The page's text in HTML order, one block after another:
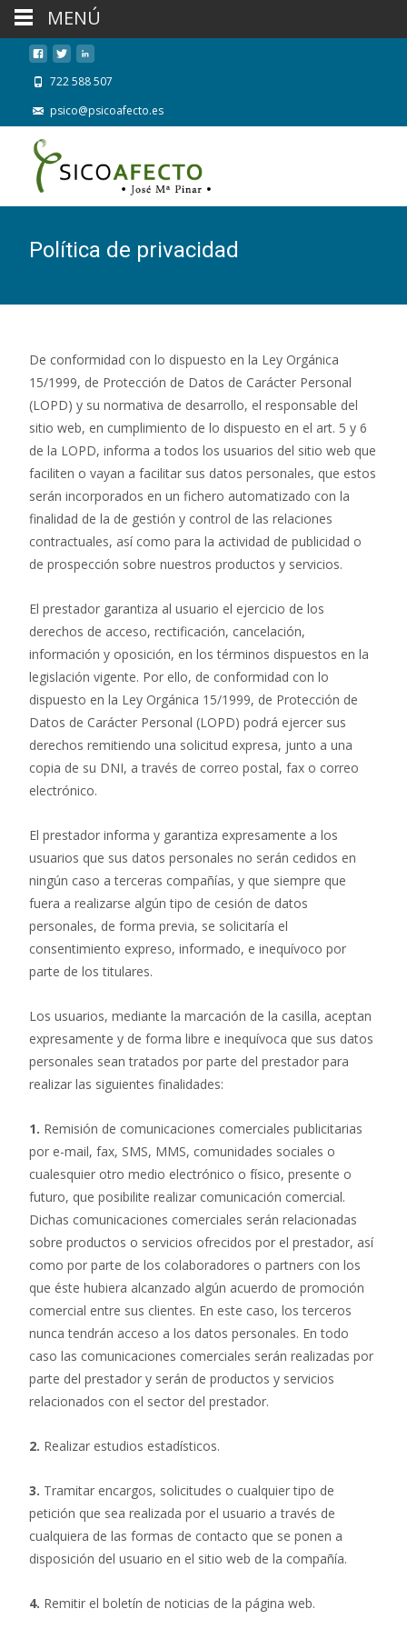
722 588 507
psico@psicoafecto.es
Política de privacidad
De conformidad con lo dispuesto en la Ley Orgánica
15/1999, de Protección de Datos de Carácter Personal
(LOPD) y su normativa de desarrollo, el responsable del
sitio web, en cumplimiento de lo dispuesto en el art. 5 y 6
de la LOPD, informa a todos los usuarios del sitio web que
faciliten o vayan a facilitar sus datos personales, que estos
serán incorporados en un fichero automatizado con la
finalidad de la de gestión y control de las relaciones
contractuales, así como para la actividad de publicidad o
de prospección sobre nuestros productos y servicios.
El prestador garantiza al usuario el ejercicio de los
derechos de acceso, rectificación, cancelación,
información y oposición, en los términos dispuestos en la
legislación vigente. Por ello, de conformidad con lo
dispuesto en la Ley Orgánica 15/1999, de Protección de
Datos de Carácter Personal (LOPD) podrá ejercer sus
derechos remitiendo una solicitud expresa, junto a una
copia de su DNI, a través de correo postal, fax o correo
electrónico.
El prestador informa y garantiza expresamente a los
usuarios que sus datos personales no serán cedidos en
ningún caso a terceras compañías, y que siempre que
fuera a realizarse algún tipo de cesión de datos
personales, de forma previa, se solicitaría el
consentimiento expreso, informado, e inequívoco por
parte de los titulares.
Los usuarios, mediante la marcación de la casilla, aceptan
expresamente y de forma libre e inequívoca que sus datos
personales sean tratados por parte del prestador para
realizar las siguientes finalidades:
1. Remisión de comunicaciones comerciales publicitarias
por e-mail, fax, SMS, MMS, comunidades sociales o
cualesquier otro medio electrónico o físico, presente o
futuro, que posibilite realizar comunicación comercial.
Dichas comunicaciones comerciales serán relacionadas
sobre productos o servicios ofrecidos por el prestador, así
como por parte de los colaboradores o partners con los
que éste hubiera alcanzado algún acuerdo de promoción
comercial entre sus clientes. En este caso, los terceros
nunca tendrán acceso a los datos personales. En todo
caso las comunicaciones comerciales serán realizadas por
parte del prestador y serán de productos y servicios
relacionados con el sector del prestador.
2. Realizar estudios estadísticos.
3. Tramitar encargos, solicitudes o cualquier tipo de
petición que sea realizada por el usuario a través de
cualquiera de las formas de contacto que se ponen a
disposición del usuario en el sitio web de la compañía.
4. Remitir el boletín de noticias de la página web.
MENÚ